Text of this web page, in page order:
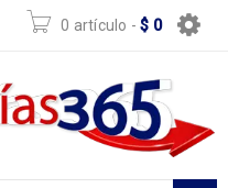
0 artículo - $ 0